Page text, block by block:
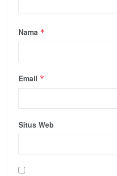
Nama *
Email *
Situs Web